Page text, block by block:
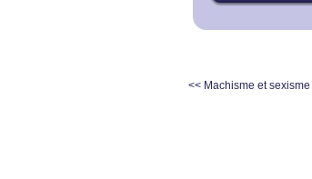
<< Machisme et sexisme